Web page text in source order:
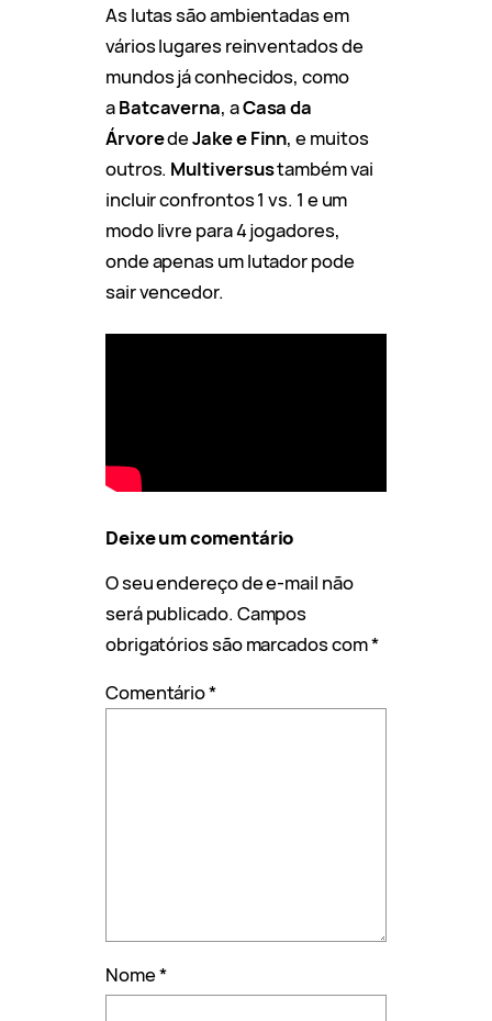
As lutas são ambientadas em
vários lugares reinventados de
mundos já conhecidos, como
aBatcaverna, aCasa da
ÁrvoredeJake e Finn, e muitos
outros. Multiversustambém vai
incluir confrontos 1 vs. 1 e um
modo livre para 4 jogadores,
onde apenas um lutador pode
sair vencedor.
Deixe um comentário
O seu endereço de e-mail não
será publicado. Campos
obrigatórios são marcados com*
Comentário*
Nome*